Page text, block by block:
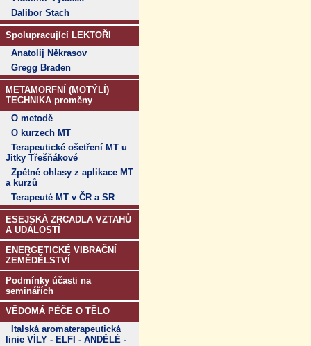
Dalibor Stach
Spolupracující LEKTOŘI
Anatolij Někrasov
Gregg Braden
METAMORFNÍ (MOTÝLÍ)
TECHNIKA proměny
O metodě
O kurzech MT
Terapeutické ošetření MT u
Jitky Třešňákové
Zpětné ohlasy z aplikace MT
a kurzů
Terapeuté MT v ČR a SR
ESEJSKÁ ZRCADLA VZTAHŮ
A UDÁLOSTÍ
ENERGETICKÉ VIBRAČNÍ
ZEMĚDĚLSTVÍ
Podmínky účasti na
seminářích
VĚDOMÁ PÉČE O TĚLO
Italská aromaterapeutická
linie VÍLY - ELFI - ANDĚLÉ -